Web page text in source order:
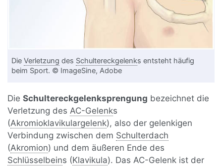
DieVerletzung des Schultereckgelenks entsteht häufig
beim Sport. © ImageSine, Adobe
DieSchultereckgelenksprengung bezeichnet die
Verletzung desAC-Gelenks
(Akromioklavikulargelenk), also der gelenkigen
Verbindung zwischen dem Schulterdach
(Akromion) und dem äußeren Ende des
Schlüsselbeins (Klavikula). Das AC-Gelenk ist der